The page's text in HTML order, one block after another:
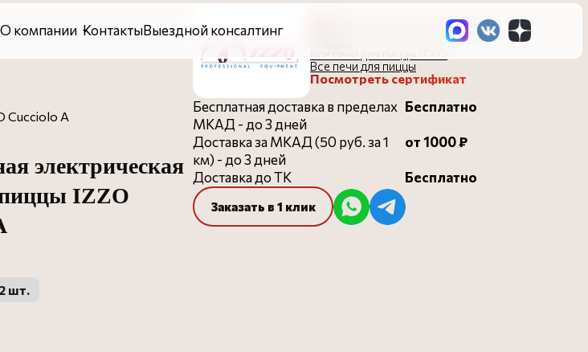
КонтактыВыездной консалтинг
Cucciolo A
электрическая
IZZO
2 шт.
Официальный представитель
Все печи для пиццы IZZO
Все печи для пиццы
Посмотреть сертификат
Бесплатная доставка в пределах
МКАД - до 3 дней
Бесплатно
Доставка за МКАД (50 руб. за 1
км) - до 3 дней
от 1000 ₽
Доставка до ТК Бесплатно
Заказать в 1 клик